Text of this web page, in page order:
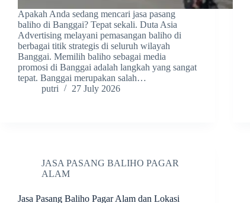
Apakah Anda sedang mencari jasa pasang
baliho di Banggai? Tepat sekali. Duta Asia
Advertising melayani pemasangan baliho di
berbagai titik strategis di seluruh wilayah
Banggai. Memilih baliho sebagai media
promosi di Banggai adalah langkah yang sangat
tepat. Banggai merupakan salah…
putri
27 July 2026
JASA PASANG BALIHO PAGAR
ALAM
Jasa Pasang Baliho Pagar Alam dan Lokasi